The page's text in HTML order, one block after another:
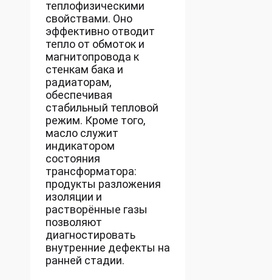
теплофизическими
свойствами. Оно
эффективно отводит
тепло от обмоток и
магнитопровода к
стенкам бака и
радиаторам,
обеспечивая
стабильный тепловой
режим. Кроме того,
масло служит
индикатором
состояния
трансформатора:
продукты разложения
изоляции и
растворённые газы
позволяют
диагностировать
внутренние дефекты на
ранней стадии.